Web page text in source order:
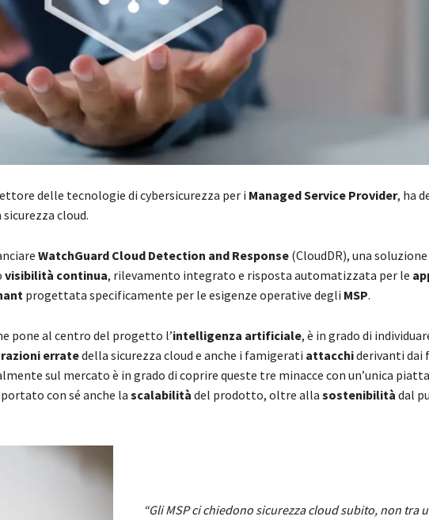
delle tecnologie di cybersicurezza per i Managed Service Provider, ha
cloud.
WatchGuard Cloud Detection and Response (CloudDR), una
visibilità continua, rilevamento integrato e risposta automatizzata per le
progettata specificamente per le esigenze operative degli MSP.
pone al centro del progetto l’intelligenza artificiale, è in grado di
erratedella sicurezza cloud e anche i famigerati attacchiderivanti dai
sul mercato è in grado di coprire queste tre minacce con un’unica
con sé anche la scalabilità del prodotto, oltre alla sostenibilità dal
“Gli MSP ci chiedono sicurezza cloud subito, non tra